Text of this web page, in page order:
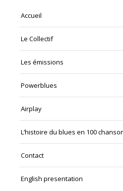
Accueil
Le Collectif
Les émissions
Powerblues
Airplay
L’histoire du blues en 100
Contact
English presentation